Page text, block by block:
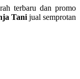
terbaru dan promo
Tanijual semprotan